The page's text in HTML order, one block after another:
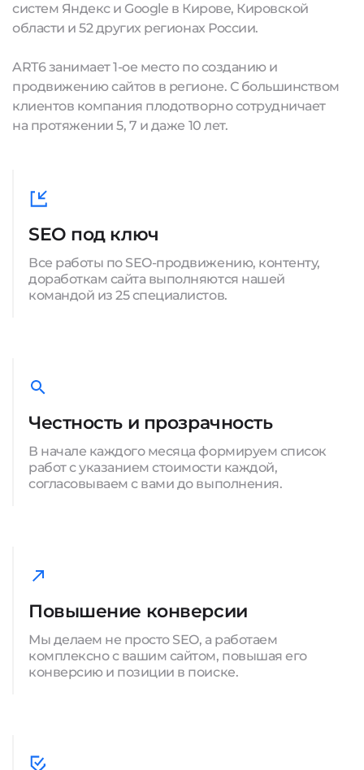
систем Яндекс и Google в Кирове, Кировской
области и 52 других регионах России.
ART6 занимает 1-ое место по созданию и
продвижению сайтов в регионе. С большинством
клиентов компания плодотворно сотрудничает
на протяжении 5, 7 и даже 10 лет.
SEO под ключ
Все работы по SEO-продвижению, контенту,
доработкам сайта выполняются нашей
командой из 25 специалистов.
Честность и прозрачность
В начале каждого месяца формируем список
работ с указанием стоимости каждой,
согласовываем с вами до выполнения.
Повышение конверсии
Мы делаем не просто SEO, а работаем
комплексно с вашим сайтом, повышая его
конверсию и позиции в поиске.